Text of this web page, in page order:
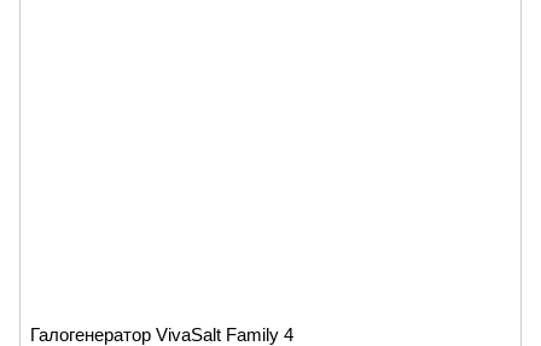
Галогенератор VivaSalt Family 4